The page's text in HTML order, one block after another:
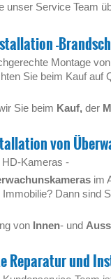
unser Service Team
-
Montage
Sie beim Kauf auf
Sie beim Kauf, der
von
Kameras -
im
Dann sind
von Innen- und
Reparatur und